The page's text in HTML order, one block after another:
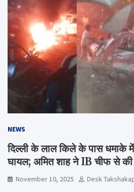
NEWS
दिल्ली के लाल किले के पास धमाके
घायल; अमित शाह ने IB चीफ से की
November 10, 2025 Desk